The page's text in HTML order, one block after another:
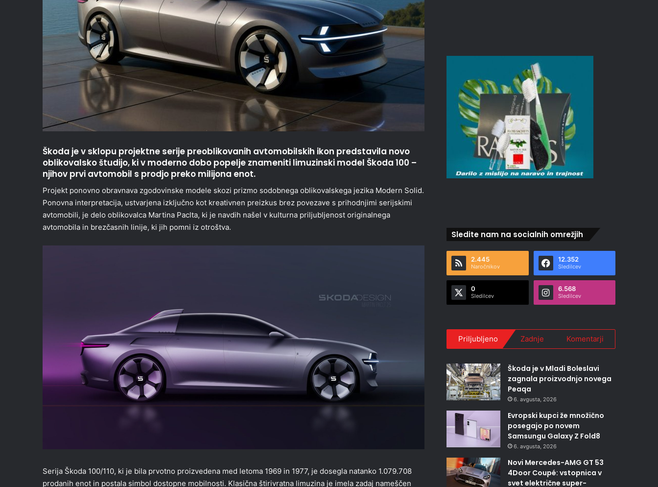
Škoda je v sklopu projektne serije preoblikovanih avtomobilskih ikon predstavila novo
oblikovalsko študijo, ki v moderno dobo popelje znameniti limuzinski model Škoda 100 –
njihov prvi avtomobil s prodjo preko milijona enot.
Projekt ponovno obravnava zgodovinske modele skozi prizmo sodobnega oblikovalskega jezika Modern Solid.
Ponovna interpretacija, ustvarjena izključno kot kreativnen preizkus brez povezave s prihodnjimi serijskimi
avtomobili, je delo oblikovalca Martina Paclta, ki je navdih našel v kulturna priljubljenost originalnega
avtomobila in brezčasnih linije, ki jih pomni iz otroštva.
Serija Škoda 100/110, ki je bila prvotno proizvedena med letoma 1969 in 1977, je dosegla natanko 1.079.708
prodanih enot in postala simbol dostopne mobilnosti. Klasična štirivratna limuzina je imela zadaj nameščen
Sledite nam na socialnih omrežjih
2.445
Naročnikov
12.352
Sledilcev
0
Sledilcev
6.568
Sledilcev
Priljubljeno Zadnje Komentarji
Škoda je v Mladi Boleslavi
zagnala proizvodnjo novega
Peaqa
6. avgusta, 2026
Evropski kupci že množično
posegajo po novem
Samsungu Galaxy Z Fold8
6. avgusta, 2026
Novi Mercedes-AMG GT 53
4Door Coupé: vstopnica v
svet električne super-